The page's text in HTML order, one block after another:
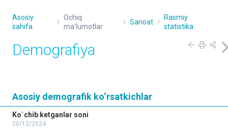
Asosiy
sahifa
Ochiq
ma'lumotlar
Sanoat
Rasmiy
statistika
Demografiya
Asosiy demografik ko‘rsatkichlar
Ko`chib ketganlar soni
20/12/2024